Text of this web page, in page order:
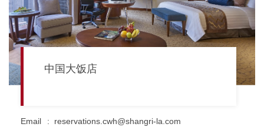
中国大饭店
Email :
reservations.cwh@shangri-la.com